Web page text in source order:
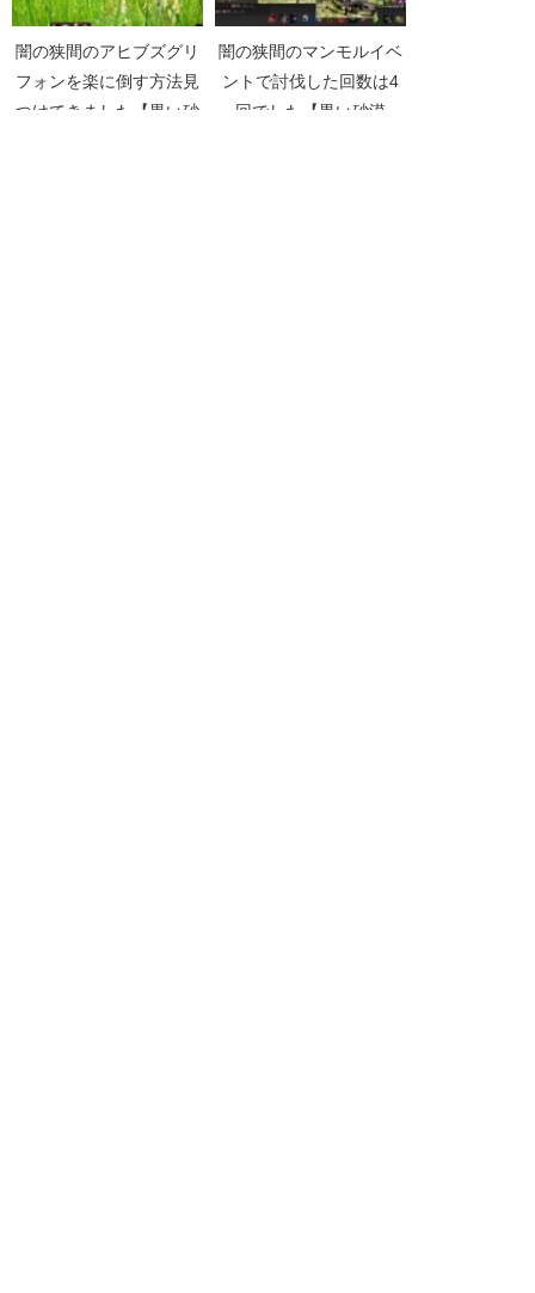
闇の狭間のアヒブズグリ
フォンを楽に倒す方法見
つけてきました【黒い砂
闇の狭間のマンモルイベ
ントで討伐した回数は4
回でした【黒い砂漠